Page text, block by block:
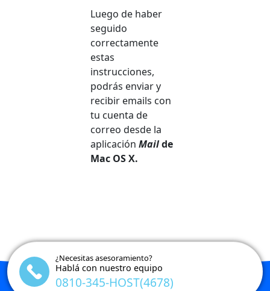
Luego de haber
seguido
correctamente
estas
instrucciones,
podrás enviar y
recibir emails con
tu cuenta de
correo desde la
aplicación Mailde
Mac OS X.
¿Necesitas asesoramiento?
Hablá con nuestro equipo
0810-345-HOST(4678)